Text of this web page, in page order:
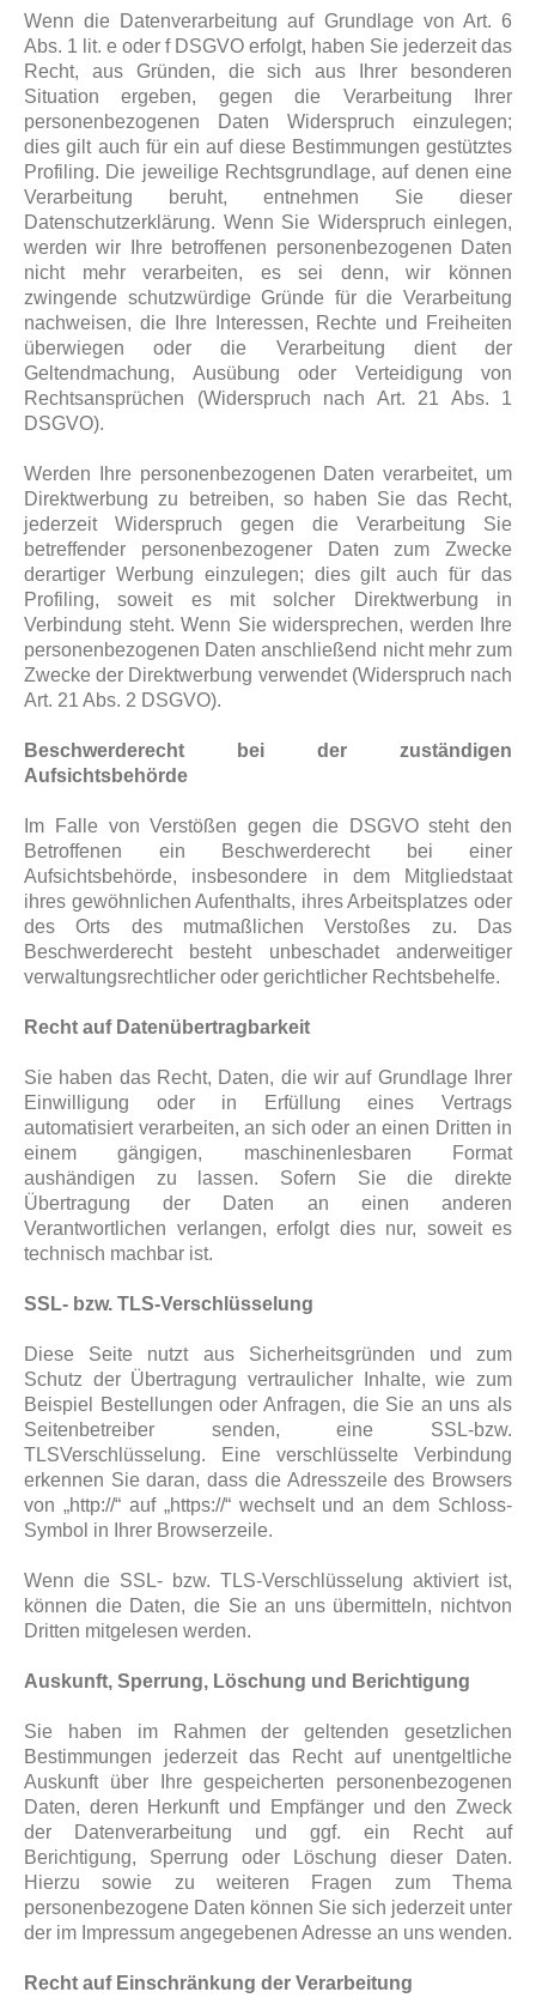
Wenn die Datenverarbeitung auf Grundlage von Art. 6
Abs. 1 lit. e oder f DSGVO erfolgt, haben Sie jederzeit das
Recht, aus Gründen, die sich aus Ihrer besonderen
Situation ergeben, gegen die Verarbeitung Ihrer
personenbezogenen Daten Widerspruch einzulegen;
dies gilt auch für ein auf diese Bestimmungen gestütztes
Profiling. Die jeweilige Rechtsgrundlage, auf denen eine
Verarbeitung beruht, entnehmen Sie dieser
Datenschutzerklärung. Wenn Sie Widerspruch einlegen,
werden wir Ihre betroffenen personenbezogenen Daten
nicht mehr verarbeiten, es sei denn, wir können
zwingende schutzwürdige Gründe für die Verarbeitung
nachweisen, die Ihre Interessen, Rechte und Freiheiten
überwiegen oder die Verarbeitung dient der
Geltendmachung, Ausübung oder Verteidigung von
Rechtsansprüchen (Widerspruch nach Art. 21 Abs. 1
DSGVO).
Werden Ihre personenbezogenen Daten verarbeitet, um
Direktwerbung zu betreiben, so haben Sie das Recht,
jederzeit Widerspruch gegen die Verarbeitung Sie
betreffender personenbezogener Daten zum Zwecke
derartiger Werbung einzulegen; dies gilt auch für das
Profiling, soweit es mit solcher Direktwerbung in
Verbindung steht. Wenn Sie widersprechen, werden Ihre
personenbezogenen Daten anschließend nicht mehr zum
Zwecke der Direktwerbung verwendet (Widerspruch nach
Art. 21 Abs. 2 DSGVO).
Beschwerderecht bei der zuständigen
Aufsichtsbehörde
Im Falle von Verstößen gegen die DSGVO steht den
Betroffenen ein Beschwerderecht bei einer
Aufsichtsbehörde, insbesondere in dem Mitgliedstaat
ihres gewöhnlichen Aufenthalts, ihres Arbeitsplatzes oder
des Orts des mutmaßlichen Verstoßes zu. Das
Beschwerderecht besteht unbeschadet anderweitiger
verwaltungsrechtlicher oder gerichtlicher Rechtsbehelfe.
Recht auf Datenübertragbarkeit
Sie haben das Recht, Daten, die wir auf Grundlage Ihrer
Einwilligung oder in Erfüllung eines Vertrags
automatisiert verarbeiten, an sich oder an einen Dritten in
einem gängigen, maschinenlesbaren Format
aushändigen zu lassen. Sofern Sie die direkte
Übertragung der Daten an einen anderen
Verantwortlichen verlangen, erfolgt dies nur, soweit es
technisch machbar ist.
SSL- bzw. TLS-Verschlüsselung
Diese Seite nutzt aus Sicherheitsgründen und zum
Schutz der Übertragung vertraulicher Inhalte, wie zum
Beispiel Bestellungen oder Anfragen, die Sie an uns als
Seitenbetreiber senden, eine SSL-bzw.
TLSVerschlüsselung. Eine verschlüsselte Verbindung
erkennen Sie daran, dass die Adresszeile des Browsers
von „http://“ auf „https://“ wechselt und an dem Schloss-
Symbol in Ihrer Browserzeile.
Wenn die SSL- bzw. TLS-Verschlüsselung aktiviert ist,
können die Daten, die Sie an uns übermitteln, nichtvon
Dritten mitgelesen werden.
Auskunft, Sperrung, Löschung und Berichtigung
Sie haben im Rahmen der geltenden gesetzlichen
Bestimmungen jederzeit das Recht auf unentgeltliche
Auskunft über Ihre gespeicherten personenbezogenen
Daten, deren Herkunft und Empfänger und den Zweck
der Datenverarbeitung und ggf. ein Recht auf
Berichtigung, Sperrung oder Löschung dieser Daten.
Hierzu sowie zu weiteren Fragen zum Thema
personenbezogene Daten können Sie sich jederzeit unter
der im Impressum angegebenen Adresse an uns wenden.
Recht auf Einschränkung der Verarbeitung